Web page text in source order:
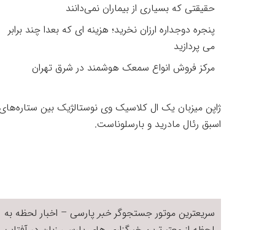
حقیقتی که بسیاری از بیماران نمی‌دانند
پنجره دوجداره ارزان نخرید؛ هزینه ای که بعدا چند برابر
می پردازید
مرکز فروش انواع سمعک هوشمند در شرق تهران
ژاپن میزبان یک ال‌ کلاسیک وی نوستالژیک بین
اسبق رئال ‌مادرید و بارسلوناست.
سریعترین موتور جستجوگر خبر پارسی – اخبار لحظه به